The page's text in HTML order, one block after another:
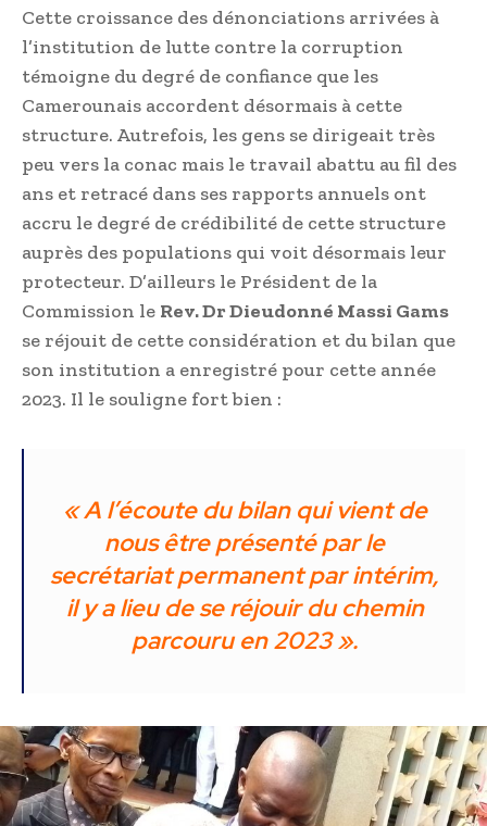
Cette croissance des dénonciations arrivées à
l’institution de lutte contre la corruption
témoigne du degré de confiance que les
Camerounais accordent désormais à cette
structure. Autrefois, les gens se dirigeait très
peu vers la conac mais le travail abattu au fil des
ans et retracé dans ses rapports annuels ont
accru le degré de crédibilité de cette structure
auprès des populations qui voit désormais leur
protecteur. D’ailleurs le Président de la
Commission le Rev. Dr Dieudonné Massi Gams
se réjouit de cette considération et du bilan que
son institution a enregistré pour cette année
2023. Il le souligne fort bien :
«A l’écoute du bilan qui vient de
nous être présenté par le
secrétariat permanent par intérim,
il y a lieu de se réjouir du chemin
parcouru en 2023 ».